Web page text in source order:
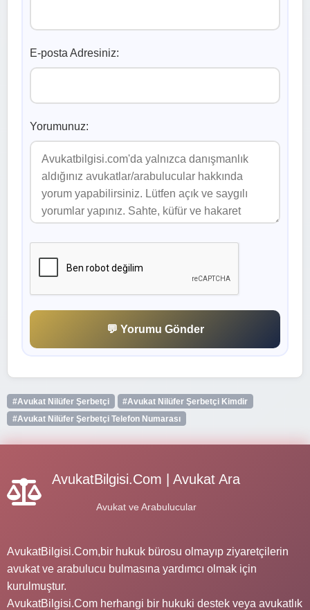
E-posta Adresiniz:
Yorumunuz:
💬 Yorumu Gönder
#Avukat Nilüfer Şerbetçi
#Avukat Nilüfer Şerbetçi Kimdir
#Avukat Nilüfer Şerbetçi Telefon Numarası
AvukatBilgisi.Com | Avukat Ara
Avukat ve Arabulucular
AvukatBilgisi.Com,bir hukuk bürosu olmayıp ziyaretçilerin
avukat ve arabulucu bulmasına yardımcı olmak için
kurulmuştur.
AvukatBilgisi.Com herhangi bir hukuki destek veya avukatlık